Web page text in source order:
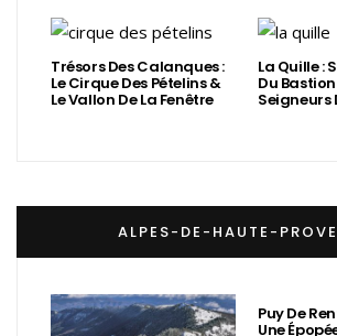
Trésors Des Calanques :
Le Cirque Des Pételins &
Le Vallon De La Fenêtre
La Quille :
Du
Seigneurs
ALPES-DE-HAUTE-
Puy De
Une